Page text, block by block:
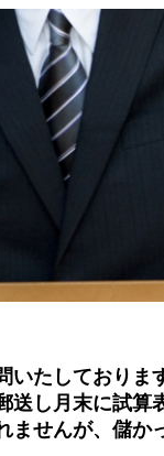
たしておりま
し月末に試
ませんが、儲